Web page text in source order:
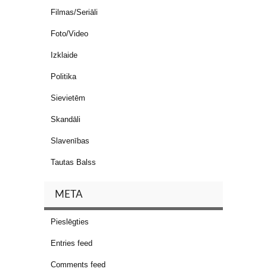
Filmas/Seriāli
Foto/Video
Izklaide
Politika
Sievietēm
Skandāli
Slavenības
Tautas Balss
META
Pieslēgties
Entries feed
Comments feed